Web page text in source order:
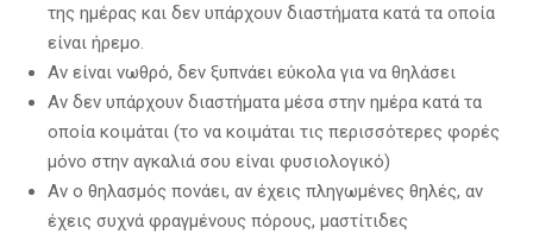
της ημέρας και δεν υπάρχουν διαστήματα κατά τα οποία
είναι ήρεμο.
Αν είναι νωθρό, δεν ξυπνάει εύκολα για να θηλάσει
Αν δεν υπάρχουν διαστήματα μέσα στην ημέρα κατά τα
οποία κοιμάται (το να κοιμάται τις περισσότερες φορές
μόνο στην αγκαλιά σου είναι φυσιολογικό)
Αν ο θηλασμός πονάει, αν έχεις πληγωμένες θηλές, αν
έχεις συχνά φραγμένους πόρους, μαστίτιδες